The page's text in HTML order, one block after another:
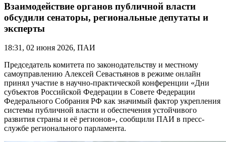
Взаимодействие органов публичной власти
обсудили сенаторы, региональные депутаты и
эксперты
18:31, 02 июня 2026, ПАИ
Председатель комитета по законодательству и местному
самоуправлению Алексей Севастьянов в режиме онлайн
принял участие в научно-практической конференции «Дни
субъектов Российской Федерации в Совете Федерации
Федерального Собрания РФ как значимый фактор укрепления
системы публичной власти и обеспечения устойчивого
развития страны и её регионов», сообщили ПАИ в пресс-
службе регионального парламента.